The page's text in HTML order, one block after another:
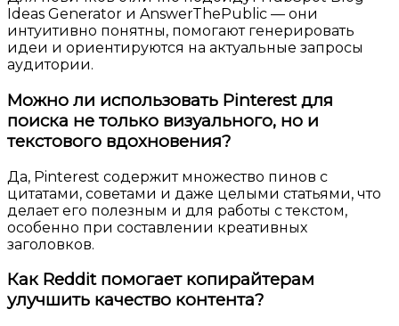
Ideas Generator и AnswerThePublic — они
интуитивно понятны, помогают генерировать
идеи и ориентируются на актуальные запросы
аудитории.
Можно ли использовать Pinterest для
поиска не только визуального, но и
текстового вдохновения?
Да, Pinterest содержит множество пинов с
цитатами, советами и даже целыми статьями, что
делает его полезным и для работы с текстом,
особенно при составлении креативных
заголовков.
Как Reddit помогает копирайтерам
улучшить качество контента?